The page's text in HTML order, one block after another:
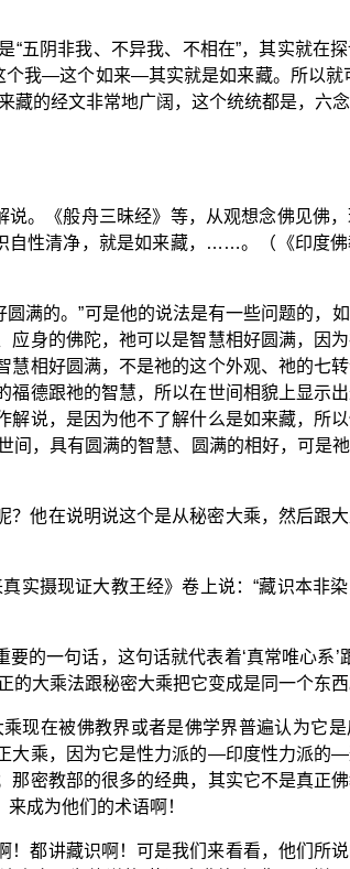
五阴非我、不异我、不相在”，其实就在
个我—这个如来—其实就是如来藏。所以就
藏的经文非常地广阔，这个统统都是，六
。《般舟三昧经》等，从观想念佛见佛
性清净，就是如来藏，……。（《印度佛
满的。”可是他的说法是有一些问题的，
身的佛陀，祂可以是智慧相好圆满，因
相好圆满，不是祂的这个外观、祂的七
德跟祂的智慧，所以在世间相貌上显示
说，是因为他不了解什么是如来藏，所
，具有圆满的智慧、圆满的相好，可是
他在说明说这个是从秘密大乘，然后跟
实摄现证大教王经》卷上说：“藏识本非
的一句话，这句话就代表着‘真常唯心系’
大乘法跟秘密大乘把它变成是同一个东西
现在被佛教界或者是佛学界普遍认为它
大乘，因为它是性力派的—印度性力派的—
密教部的很多的经典，其实它不是真正
成为他们的术语啊！
都讲藏识啊！可是我们来看看，他们所说